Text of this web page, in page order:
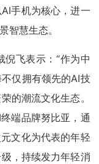
手机为核心，进一
智慧生态。
飞表示：“作为中
仅拥有领先的AI技
的潮流文化生态。
端品牌努比亚，通
文化为代表的年轻
，持续发力年轻消